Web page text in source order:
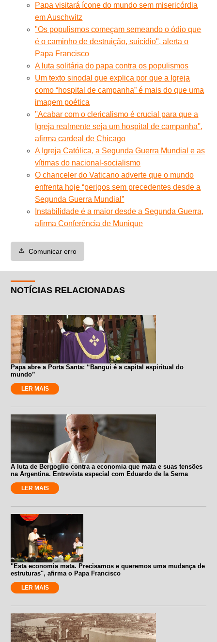
Papa visitará ícone do mundo sem misericórdia
em Auschwitz
"Os populismos começam semeando o ódio que
é o caminho de destruição, suicídio", alerta o
Papa Francisco
A luta solitária do papa contra os populismos
Um texto sinodal que explica por que a Igreja
como “hospital de campanha” é mais do que uma
imagem poética
''Acabar com o clericalismo é crucial para que a
Igreja realmente seja um hospital de campanha'',
afirma cardeal de Chicago
A Igreja Católica, a Segunda Guerra Mundial e as
vítimas do nacional-socialismo
O chanceler do Vaticano adverte que o mundo
enfrenta hoje “perigos sem precedentes desde a
Segunda Guerra Mundial”
Instabilidade é a maior desde a Segunda Guerra,
afirma Conferência de Munique
⚠️ Comunicar erro
NOTÍCIAS RELACIONADAS
Papa abre a Porta Santa: “Bangui é a capital espiritual do
mundo”
LER MAIS
A luta de Bergoglio contra a economia que mata e suas tensões
na Argentina. Entrevista especial com Eduardo de la Serna
LER MAIS
"Esta economia mata. Precisamos e queremos uma mudança de
estruturas", afirma o Papa Francisco
LER MAIS